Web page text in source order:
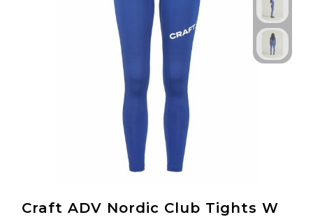
Craft ADV Nordic Club Tights W